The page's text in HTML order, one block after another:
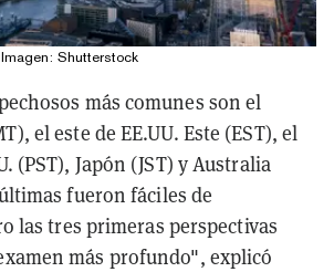
Shutterstock
más comunes son el
el este de EE.UU. Este (EST), el
(PST), Japón (JST) y Australia
fueron fáciles de
las tres primeras perspectivas
más profundo", explicó